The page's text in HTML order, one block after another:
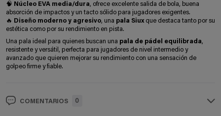
🧠 Núcleo EVA media/dura, ofrece excelente salida de bola, buena
absorción de impactos y un tacto sólido para jugadores exigentes.
🔥
Diseño moderno y agresivo, una pala Siuxque destaca tanto por su
estética como por su rendimiento en pista.
Una pala ideal para quienes buscan una pala de pádel equilibrada,
resistente y versátil, perfecta para jugadores de nivel intermedio y
avanzado que quieren mejorar su rendimiento con una sensación de
golpeo firme y fiable.
COMENTARIOS 0